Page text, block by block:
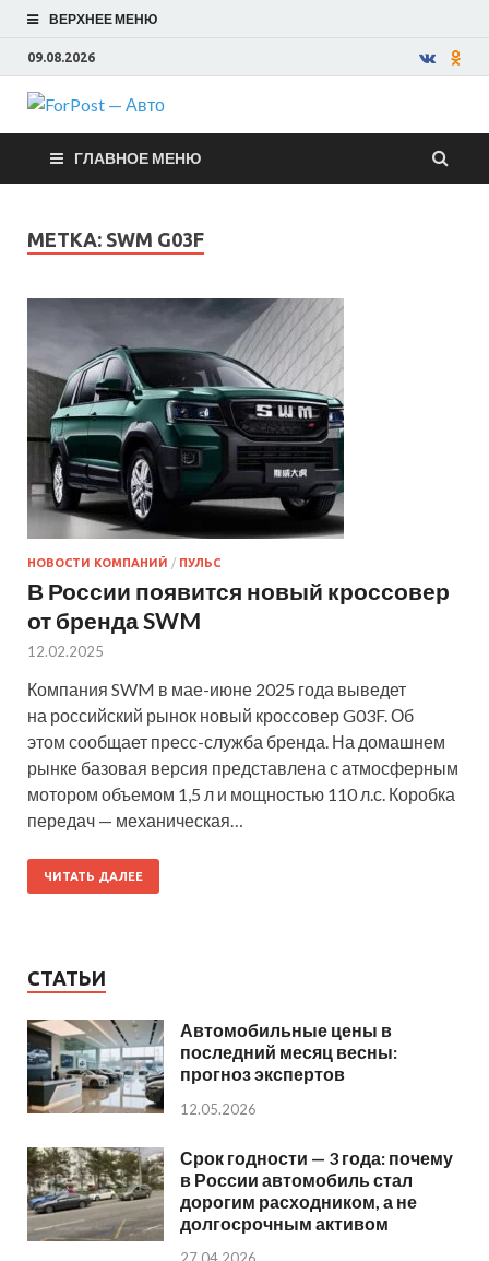
ВЕРХНЕЕ МЕНЮ
09.08.2026
ForPost —
Авто
ГЛАВНОЕ МЕНЮ
МЕТКА: SWM G03F
НОВОСТИ КОМПАНИЙ / ПУЛЬС
В России появится новый кроссовер
от бренда SWM
12.02.2025
Компания SWM в мае-июне 2025 года выведет
на российский рынок новый кроссовер G03F. Об
этом сообщает пресс-служба бренда. На домашнем
рынке базовая версия представлена с атмосферным
мотором объемом 1,5 л и мощностью 110 л.с. Коробка
передач — механическая…
ЧИТАТЬ ДАЛЕЕ
СТАТЬИ
Автомобильные цены в
последний месяц весны:
прогноз экспертов
12.05.2026
Срок годности — 3 года: почему
в России автомобиль стал
дорогим расходником, а не
долгосрочным активом